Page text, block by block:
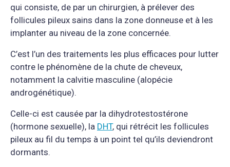
qui consiste, de par un chirurgien, à prélever des
follicules pileux sains dans la zone donneuse et à les
implanter au niveau de la zone concernée.
C’est l’un des traitements les plus efficaces pour lutter
contre le phénomène de la chute de cheveux,
notamment la calvitie masculine (alopécie
androgénétique).
Celle-ci est causée par la dihydrotestostérone
(hormone sexuelle), la DHT, qui rétrécit les follicules
pileux au fil du temps à un point tel qu’ils deviendront
dormants.